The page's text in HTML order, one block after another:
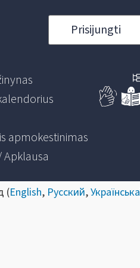
Prisijungti
apmokestinimas
Apklausa
(English, Русский,Українська